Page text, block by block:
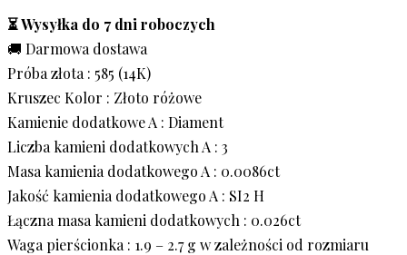
⏳ Wysyłka do 7 dni roboczych
🚚 Darmowa dostawa
Próba złota : 585 (14K)
Kruszec Kolor : Złoto różowe
Kamienie dodatkowe A : Diament
Liczba kamieni dodatkowych A : 3
Masa kamienia dodatkowego A : 0.0086ct
Jakość kamienia dodatkowego A : SI2 H
Łączna masa kamieni dodatkowych : 0.026ct
Waga pierścionka : 1.9 – 2.7 g w zależności od rozmiaru